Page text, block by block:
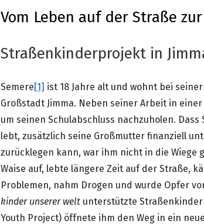
SO WURDE GEHOLFEN…
SÜDAFRIKA — SCHUL- UND
ABGESCHLOSSENE PROJEKTE
Vom Leben auf der Straße
Straßenkinderprojekt in
Semere[1] ist 18 Jahre alt und wohnt bei
Großstadt Jimma. Neben seiner Arbeit in
um seinen Schulabschluss nachzuholen.
lebt, zusätzlich seine Großmutter finanziell
zurücklegen kann, war ihm nicht in die Wiege
Waise auf, lebte längere Zeit auf der Straße,
Problemen, nahm Drogen und wurde Opfer
kinder unserer welt unterstützte
Youth Project) öffnete ihm den Weg in ein